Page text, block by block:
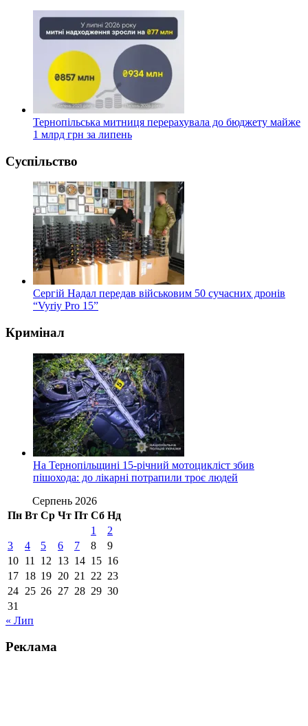
Тернопільська митниця перерахувала до бюджету майже
1 млрд грн за липень
Суспільство
Сергій Надал передав військовим 50 сучасних дронів
“Vyriy Pro 15”
Кримінал
На Тернопільщині 15-річний мотоцикліст збив
пішохода: до лікарні потрапили троє людей
Серпень 2026
Пн Вт Ср Чт Пт Сб Нд
1
2
3
4 5 6 7 8
9
10 11 12 13 14 15 16
17 18 19 20 21 22 23
24 25 26 27 28 29 30
31
« Лип
Реклама